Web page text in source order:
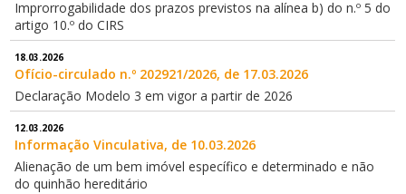
Improrrogabilidade dos prazos previstos na alínea b) do n.º 5 do
artigo 10.º do CIRS
18.03.2026
Ofício-circulado n.º 202921/2026, de 17.03.2026
Declaração Modelo 3 em vigor a partir de 2026
12.03.2026
Informação Vinculativa, de 10.03.2026
Alienação de um bem imóvel específico e determinado e não
do quinhão hereditário